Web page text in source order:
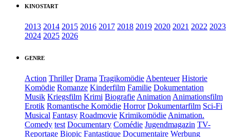
KINOSTART
2013 2014 2015 2016 2017 2018 2019 2020 2021 2022 2023
2024 2025 2026
GENRE
Action Thriller Drama TragikomödieAbenteuer Historie
Komödie Romanze Kinderfilm Familie Dokumentation
Musik Kriegsfilm Krimi BiografieAnimationAnimationsfilm
Erotik Romantische Komödie Horror Dokumentarfilm Sci-Fi
Musical Fantasy Roadmovie KrimikomödieAnimation.
Comedy test Documentary Comédie Jugendmagazin TV-
Reportage Biopic Fantastique Documentaire Werbung